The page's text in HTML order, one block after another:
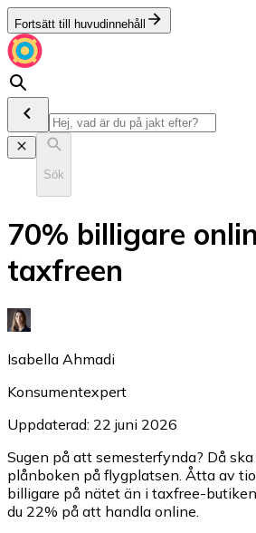
Fortsätt till huvudinnehåll
Sök
70% billigare
taxfreen
Isabella Ahmadi
Konsumentexpert
Uppdaterad: 22 juni 2026
Sugen på att semesterfynda? Då
plånboken på flygplatsen. Åtta av
billigare på nätet än i taxfree-
du 22% på att handla online.